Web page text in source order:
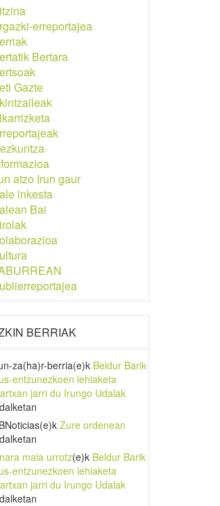
erreportajea
Bertara
Gazte
atzo Irun gaur
inkesta
Bai
BERRIAK
za(ha)r-berria(e)k Beldur Barik
entzunezkoen lehiaketa
jarri du Irungo Udalak
(e)k Zure ordenean
maia urrotz(e)k Beldur Barik
entzunezkoen lehiaketa
jarri du Irungo Udalak